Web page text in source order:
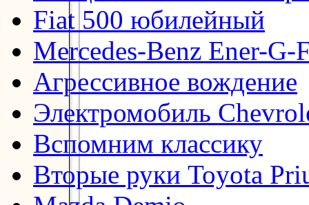
Fiat 500 юбилейный
Mercedes-Benz Ener-G-
Агрессивное вождение
Электромобиль
Вспомним классику
Вторые руки Toyota